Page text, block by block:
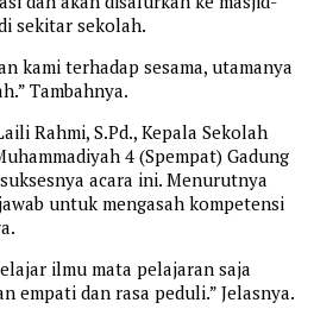
sekitar sekolah.
kami terhadap sesama, utamanya
Tambahnya.
Rahmi, S.Pd., Kepala Sekolah
4 (Spempat) Gadung
acara ini. Menurutnya
untuk mengasah kompetensi
ilmu mata pelajaran saja
empati dan rasa peduli.” Jelasnya.